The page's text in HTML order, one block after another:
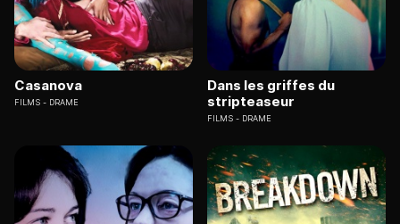
Casanova
FILMS DRAME
Dans les griffes du
stripteaseur
FILMS DRAME